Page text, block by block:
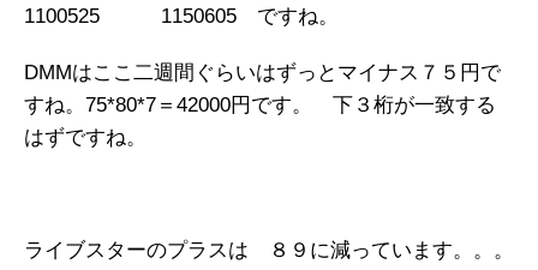
1100525 1150605 ですね。
DMMはここ二週間ぐらいはずっとマイナス７５円で
すね。75*80*7＝42000円です。 下３桁が一致する
はずですね。
ライブスターのプラスは ８９に減っています。。。